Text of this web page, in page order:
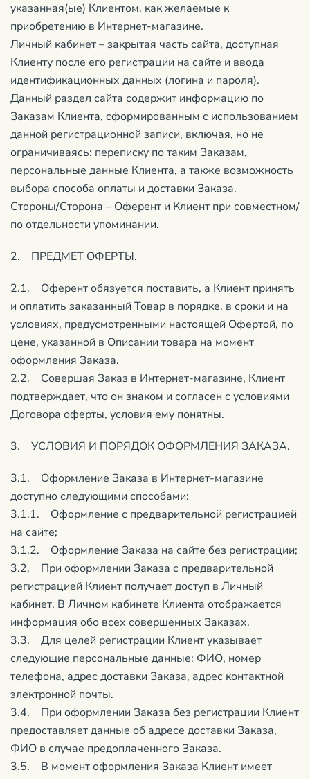
указанная(ые) Клиентом, как желаемые к
приобретению в Интернет-магазине.
Личный кабинет – закрытая часть сайта, доступная
Клиенту после его регистрации на сайте и ввода
идентификационных данных (логина и пароля).
Данный раздел сайта содержит информацию по
Заказам Клиента, сформированным с использованием
данной регистрационной записи, включая, но не
ограничиваясь: переписку по таким Заказам,
персональные данные Клиента, а также возможность
выбора способа оплаты и доставки Заказа.
Стороны/Сторона – Оферент и Клиент при совместном/
по отдельности упоминании.
2. ПРЕДМЕТ ОФЕРТЫ.
2.1. Оферент обязуется поставить, а Клиент принять
и оплатить заказанный Товар в порядке, в сроки и на
условиях, предусмотренными настоящей Офертой, по
цене, указанной в Описании товара на момент
оформления Заказа.
2.2. Совершая Заказ в Интернет-магазине, Клиент
подтверждает, что он знаком и согласен с условиями
Договора оферты, условия ему понятны.
3. УСЛОВИЯ И ПОРЯДОК ОФОРМЛЕНИЯ ЗАКАЗА.
3.1. Оформление Заказа в Интернет-магазине
доступно следующими способами:
3.1.1. Оформление с предварительной регистрацией
на сайте;
3.1.2. Оформление Заказа на сайте без регистрации;
3.2. При оформлении Заказа с предварительной
регистрацией Клиент получает доступ в Личный
кабинет. В Личном кабинете Клиента отображается
информация обо всех совершенных Заказах.
3.3. Для целей регистрации Клиент указывает
следующие персональные данные: ФИО, номер
телефона, адрес доставки Заказа, адрес контактной
электронной почты.
3.4. При оформлении Заказа без регистрации Клиент
предоставляет данные об адресе доставки Заказа,
ФИО в случае предоплаченного Заказа.
3.5. В момент оформления Заказа Клиент имеет